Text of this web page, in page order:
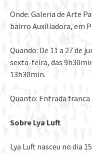
Onde: Galeria de Arte
bairro Auxiliadora, em
Quando: De 11 a 27 de
sexta-feira, das
13h30min.
Quanto: Entrada franca
Sobre Lya Luft
Lya Luft nasceu no dia